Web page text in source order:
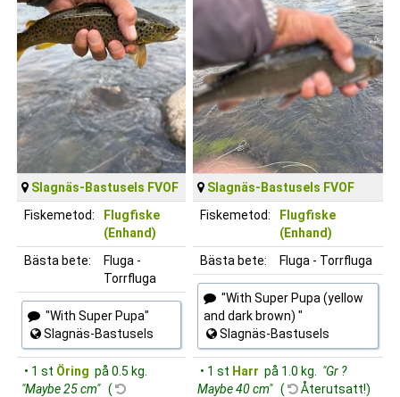
Slagnäs-Bastusels FVOF
Fiskemetod:
Flugfiske
(Enhand)
Bästa bete:
Fluga -
Torrfluga
"With Super Pupa"
Slagnäs-Bastusels
• 1 st Öring på 0.5 kg.
"Maybe 25 cm" (
Slagnäs-Bastusels FVOF
Fiskemetod:
Flugfiske
(Enhand)
Bästa bete:
Fluga - Torrfluga
"With Super Pupa (yellow
and dark brown) "
Slagnäs-Bastusels
• 1 st Harr på 1.0 kg.
"Gr ?
Maybe 40 cm" (
Återutsatt!)